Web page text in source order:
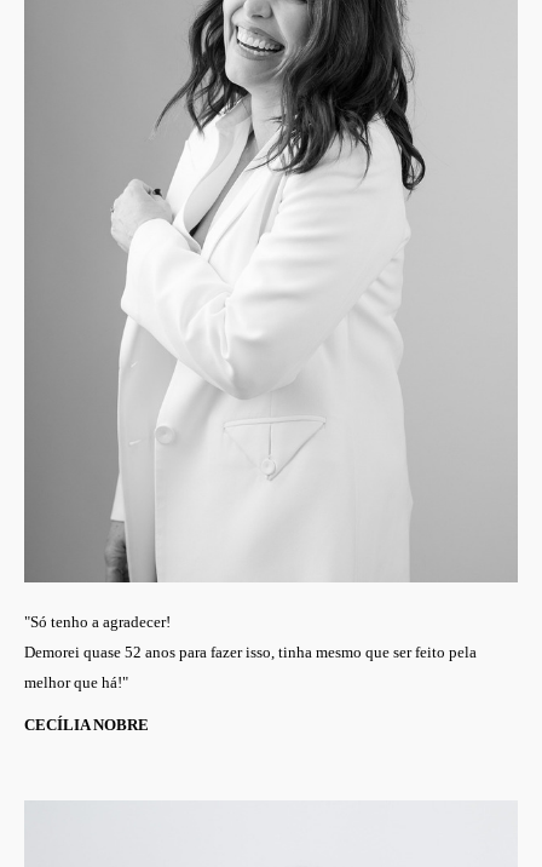
"Só tenho a agradecer!
Demorei quase 52 anos para fazer isso, tinha mesmo que ser feito pela
melhor que há!"
CECÍLIA NOBRE